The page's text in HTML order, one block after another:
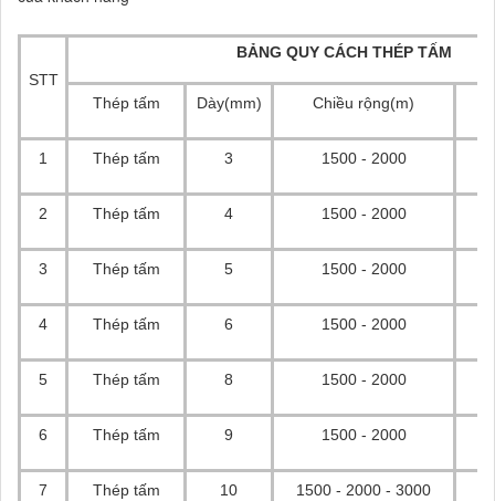
STT
BẢNG QUY CÁCH THÉP TẤM
Thép tấm Dày(mm) Chiều rộng(m)
1 Thép tấm 3 1500 - 2000
2 Thép tấm 4 1500 - 2000
3 Thép tấm 5 1500 - 2000
4 Thép tấm 6 1500 - 2000
5 Thép tấm 8 1500 - 2000
6 Thép tấm 9 1500 - 2000
7 Thép tấm 10 1500 - 2000 - 3000